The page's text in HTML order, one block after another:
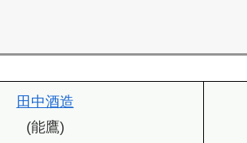
田中酒造
(能鷹)